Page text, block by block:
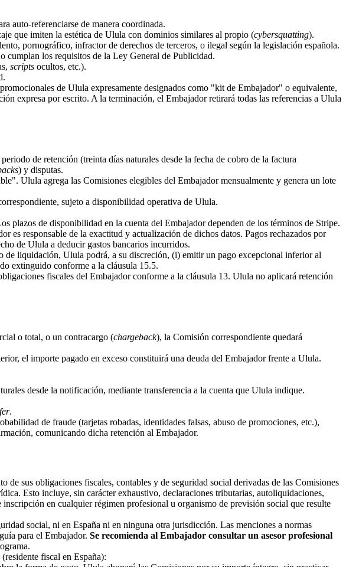
auto-referenciarse de manera coordinada.
que imiten la estética de Ulula con dominios similares al propio (cybersquatting).
pornográfico, infractor de derechos de terceros, o ilegal según la legislación española.
cumplan los requisitos de la Ley General de Publicidad.
scripts ocultos, etc.).
de Ulula expresamente designados como "kit de Embajador" o equivalente,
expresa por escrito. A la terminación, el Embajador retirará todas las referencias a Ulula
de retención (treinta días naturales desde la fecha de cobro de la factura
) y disputas.
Ulula agrega las Comisiones elegibles del Embajador mensualmente y genera un lote
sujeto a disponibilidad operativa de Ulula.
plazos de disponibilidad en la cuenta del Embajador dependen de los términos de Stripe.
es responsable de la exactitud y actualización de dichos datos. Pagos rechazados por
de Ulula a deducir gastos bancarios incurridos.
de liquidación, Ulula podrá, a su discreción, (i) emitir un pago excepcional inferior al
extinguido conforme a la cláusula 15.5.
fiscales del Embajador conforme a la cláusula 13. Ulula no aplicará retención
o total, o un contracargo (chargeback), la Comisión correspondiente quedará
el importe pagado en exceso constituirá una deuda del Embajador frente a Ulula.
desde la notificación, mediante transferencia a la cuenta que Ulula indique.
.
de fraude (tarjetas robadas, identidades falsas, abuso de promociones, etc.),
comunicando dicha retención al Embajador.
sus obligaciones fiscales, contables y de seguridad social derivadas de las Comisiones
Esto incluye, sin carácter exhaustivo, declaraciones tributarias, autoliquidaciones,
en cualquier régimen profesional u organismo de previsión social que resulte
social, ni en España ni en ninguna otra jurisdicción. Las menciones a normas
para el Embajador. Se recomienda al Embajador consultar un asesor profesional
fiscal en España):